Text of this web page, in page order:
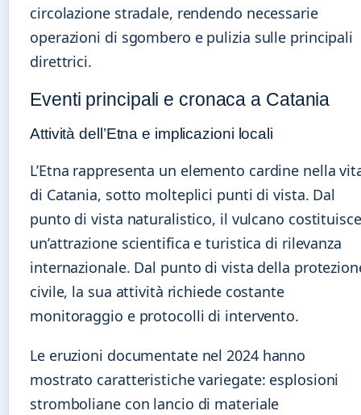
circolazione stradale, rendendo necessarie
operazioni di sgombero e pulizia sulle principali
direttrici.
Eventi principali e cronaca a Catania
Attività dell’Etna e implicazioni locali
L’Etna rappresenta un elemento cardine nella
di Catania, sotto molteplici punti di vista. Dal
punto di vista naturalistico, il vulcano costituisce
un’attrazione scientifica e turistica di rilevanza
internazionale. Dal punto di vista della
civile, la sua attività richiede costante
monitoraggio e protocolli di intervento.
Le eruzioni documentate nel 2024 hanno
mostrato caratteristiche variegate: esplosioni
stromboliane con lancio di materiale